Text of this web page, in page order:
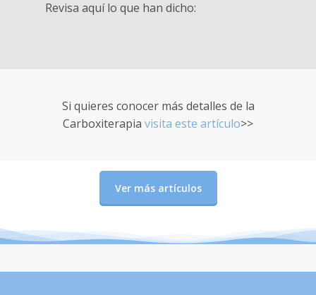
Revisa aquí lo que han dicho:
Si quieres conocer más detalles de la
Carboxiterapia visita este artículo>>
Ver más artículos